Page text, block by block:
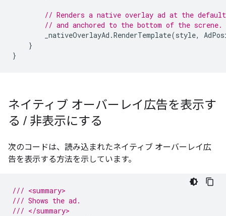
// Renders a native overlay ad at the
// and anchored to the bottom of the screne.
_nativeOverlayAd .RenderTemplate(style,
}
}
ネイティブ オーバーレイ広告を表示す
る / 非表示にする
次のコードは、読み込まれたネイティブ オーバーレイ広
告を表示する方法を示しています。
/// <summary>
/// Shows the ad.
/// </summary>